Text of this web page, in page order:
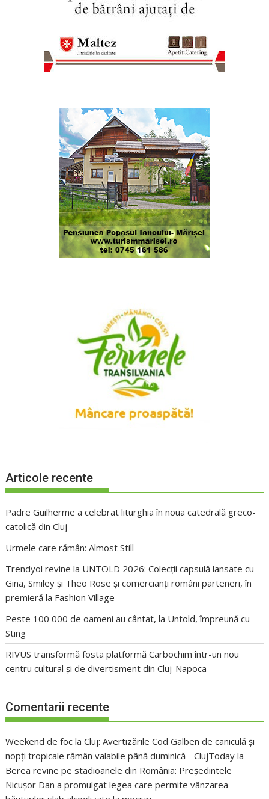
Articole recente
Padre Guilherme a celebrat liturghia în noua catedrală greco-
catolică din Cluj
Urmele care rămân: Almost Still
Trendyol revine la UNTOLD 2026: Colecții capsulă lansate cu
Gina, Smiley și Theo Rose și comercianți români parteneri, în
premieră la Fashion Village
Peste 100 000 de oameni au cântat, la Untold, împreună cu
Sting
RIVUS transformă fosta platformă Carbochim într-un nou
centru cultural și de divertisment din Cluj-Napoca
Comentarii recente
Weekend de foc la Cluj: Avertizările Cod Galben de caniculă și
nopți tropicale rămân valabile până duminică - ClujToday la
Berea revine pe stadioanele din România: Președintele
Nicușor Dan a promulgat legea care permite vânzarea